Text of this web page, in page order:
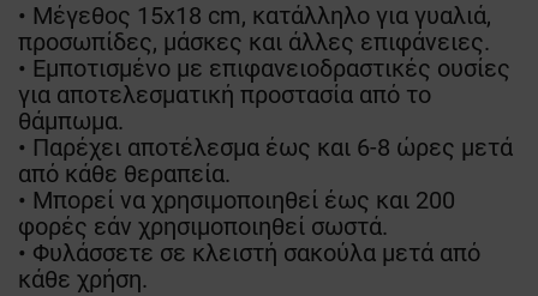
• Μέγεθος 15x18 cm, κατάλληλο για γυαλιά,
προσωπίδες, μάσκες και άλλες επιφάνειες.
• Εμποτισμένο με επιφανειοδραστικές ουσίες
για αποτελεσματική προστασία από το
θάμπωμα.
• Παρέχει αποτέλεσμα έως και 6-8 ώρες μετά
από κάθε θεραπεία.
• Μπορεί να χρησιμοποιηθεί έως και 200
φορές εάν χρησιμοποιηθεί σωστά.
• Φυλάσσετε σε κλειστή σακούλα μετά από
κάθε χρήση.